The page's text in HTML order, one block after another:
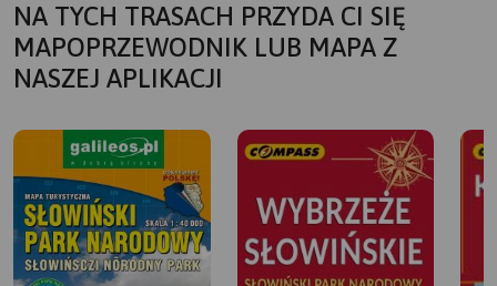
NA TYCH TRASACH PRZYDA CI SIĘ
MAPOPRZEWODNIK LUB MAPA Z
NASZEJ APLIKACJI